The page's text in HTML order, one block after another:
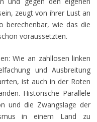
zeugt von ihrer Lust an
berechenbar, wie das die
voraussetzten.
Wie an zahllosen linken
und Ausbreitung
ist auch in der Roten
Historische Parallele
und die Zwangslage der
in einem Land zu